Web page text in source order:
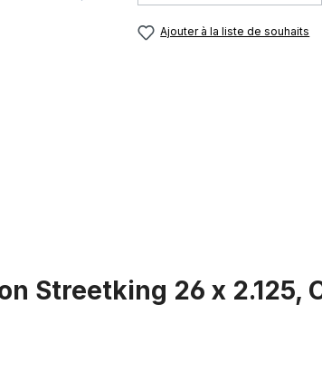
Ajouter à la liste de souhaits
Streetking 26 x 2.125,